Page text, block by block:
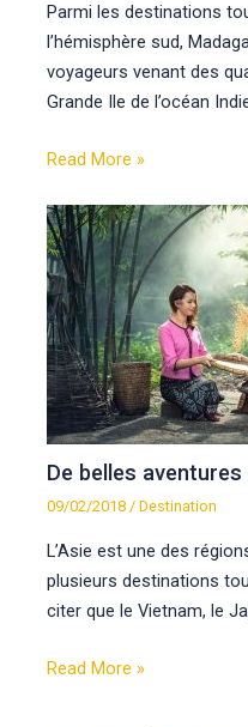
Parmi les destinations
l’hémisphère sud,
voyageurs venant des
Grande Ile de l’océan
Read More »
De belles
09/02/2018/Destination
L’Asie est une des
plusieurs destinations
citer que le Vietnam, le
Read More »